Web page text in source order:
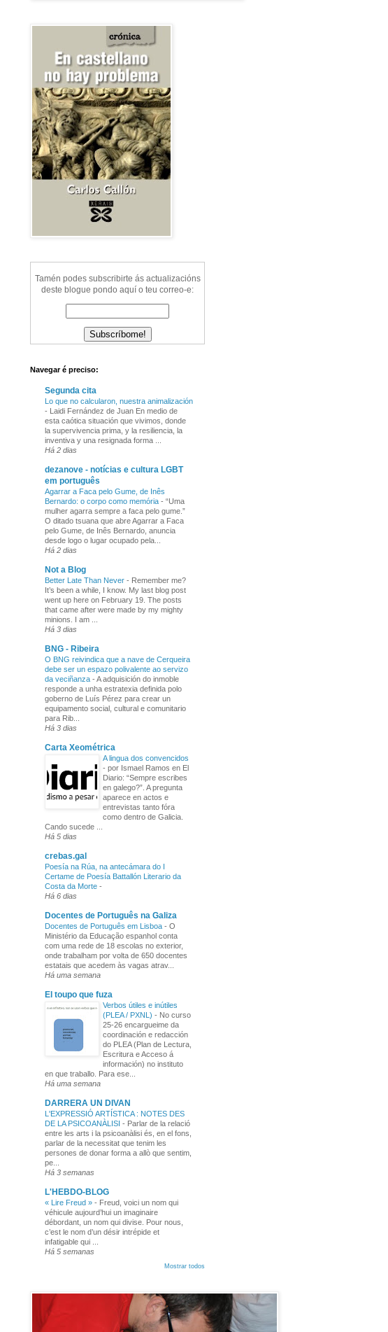
Tamén podes subscribirte ás actualizacións
deste blogue pondo aquí o teu correo-e:
Navegar é preciso:
Segunda cita
Lo que no calcularon, nuestra animalización
- Laidi Fernández de Juan En medio de
esta caótica situación que vivimos, donde
la supervivencia prima, y la resiliencia, la
inventiva y una resignada forma ...
Há 2 dias
dezanove - notícias e cultura LGBT
em português
Agarrar a Faca pelo Gume, de Inês
Bernardo: o corpo como memória - “Uma
mulher agarra sempre a faca pelo gume.”
O ditado tsuana que abre Agarrar a Faca
pelo Gume, de Inês Bernardo, anuncia
desde logo o lugar ocupado pela...
Há 2 dias
Not a Blog
Better Late Than Never - Remember me?
It’s been a while, I know. My last blog post
went up here on February 19. The posts
that came after were made by my mighty
minions. I am ...
Há 3 dias
BNG - Ribeira
O BNG reivindica que a nave de Cerqueira
debe ser un espazo polivalente ao servizo
da veciñanza - A adquisición do inmoble
responde a unha estratexia definida polo
goberno de Luís Pérez para crear un
equipamento social, cultural e comunitario
para Rib...
Há 3 dias
Carta Xeométrica
A lingua dos convencidos
- por Ismael Ramos en El
Diario: “Sempre escribes
en galego?”. A pregunta
aparece en actos e
entrevistas tanto fóra
como dentro de Galicia.
Cando sucede ...
Há 5 dias
crebas.gal
Poesía na Rúa, na antecámara do I
Certame de Poesía Battallón Literario da
Costa da Morte -
Há 6 dias
Docentes de Português na Galiza
Docentes de Português em Lisboa - O
Ministério da Educação espanhol conta
com uma rede de 18 escolas no exterior,
onde trabalham por volta de 650 docentes
estatais que acedem às vagas atrav...
Há uma semana
El toupo que fuza
Verbos útiles e inútiles
(PLEA / PXNL) - No curso
25-26 encargueime da
coordinación e redacción
do PLEA (Plan de Lectura,
Escritura e Acceso á
información) no instituto
en que traballo. Para ese...
Há uma semana
DARRERA UN DIVAN
L'EXPRESSIÓ ARTÍSTICA : NOTES DES
DE LA PSICOANÀLISI - Parlar de la relació
entre les arts i la psicoanàlisi és, en el fons,
parlar de la necessitat que tenim les
persones de donar forma a allò que sentim,
pe...
Há 3 semanas
L'HEBDO-BLOG
« Lire Freud » - Freud, voici un nom qui
véhicule aujourd’hui un imaginaire
débordant, un nom qui divise. Pour nous,
c’est le nom d’un désir intrépide et
infatigable qui ...
Há 5 semanas
Mostrar todos